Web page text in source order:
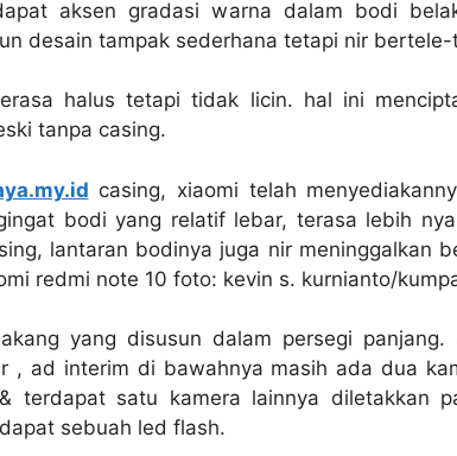
aksen gradasi warna dalam bodi
desain tampak sederhana tetapi nir bertele-
halus tetapi tidak licin. hal ini
tanpa casing.
casing, xiaomi telah
bodi yang relatif lebar, terasa lebih
lantaran bodinya juga nir meninggalkan
redmi note 10 foto: kevin s. kurnianto/
yang disusun dalam persegi panjang.
, ad interim di bawahnya masih ada dua
satu kamera lainnya diletakkan
sebuah led flash.